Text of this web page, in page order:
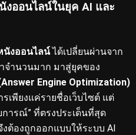
ออนไลน์ในยุค AI และ
นังออนไลน์ได้เปลี่ยนผ่านจาก
จำนวนมาก มาสู่ยุคของ
Engine Optimization)
เพียงแค่รายชื่อเว็บไซต์ แต่
การณ์” ที่ตรงประเด็นที่สุด
ต้องถูกออกแบบให้ระบบ AI